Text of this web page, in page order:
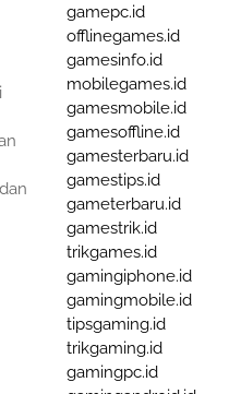
gamepc.id
offlinegames.id
gamesinfo.id
mobilegames.id
gamesmobile.id
gamesoffline.id
gamesterbaru.id
gamestips.id
gameterbaru.id
gamestrik.id
trikgames.id
gamingiphone.id
gamingmobile.id
tipsgaming.id
trikgaming.id
gamingpc.id